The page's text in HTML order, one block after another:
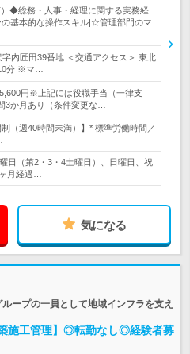
◆総務・人事・経理に関する実務経
基本的な操作スキル|☆管理部門のマ
内匠田39番地 ＜交通アクセス＞ 東北
分 ※マ…
円※上記には役職手当（一律支
か月あり（条件変更な…
制（週40時間未満）】* 標準労働時間／
日（第2・3・4土曜日）、日曜日、祝
月経過…
気になる
ープの一員として地域インフラを支え
施工管理】◎転勤なし◎経験者募